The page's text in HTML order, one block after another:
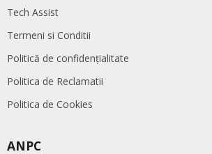
Tech Assist
Termeni si Conditii
Politică de confidențialitate
Politica de Reclamatii
Politica de Cookies
ANPC